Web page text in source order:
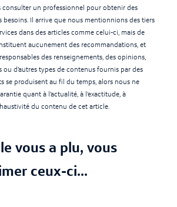
consulter un professionnel pour obtenir des
besoins. Il arrive que nous mentionnions des tiers
dans des articles comme celui-ci, mais de
aucunement des recommandations, et
des renseignements, des opinions,
d’autres types de contenus fournis par des
se produisent au fil du temps, alors nous ne
quant à l’actualité, à l’exactitude, à
du contenu de cet article.
vous a plu, vous
ceux-ci...